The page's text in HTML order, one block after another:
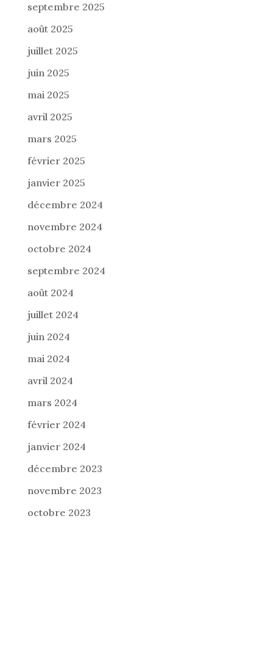
septembre 2025
août 2025
juillet 2025
juin 2025
mai 2025
avril 2025
mars 2025
février 2025
janvier 2025
décembre 2024
novembre 2024
octobre 2024
septembre 2024
août 2024
juillet 2024
juin 2024
mai 2024
avril 2024
mars 2024
février 2024
janvier 2024
décembre 2023
novembre 2023
octobre 2023